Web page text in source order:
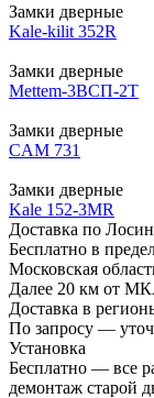
Замки дверные
Kale-kilit 352R
Замки дверные
Mettem-3ВСП-2Т
Замки дверные
CAM 731
Замки дверные
Kale 152-3MR
Доставка по
Бесплатно в
Московская
Далее 20 км от
Доставка в
По запросу —
Установка
Бесплатно — все
демонтаж старой